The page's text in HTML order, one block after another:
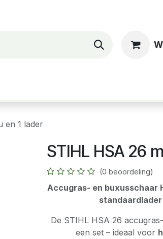
en 1 lader
STIHL HSA 26
(0 beoordeling)
Accugras- en buxusschaar
De STIHL HSA 26
een set – ideaal voor